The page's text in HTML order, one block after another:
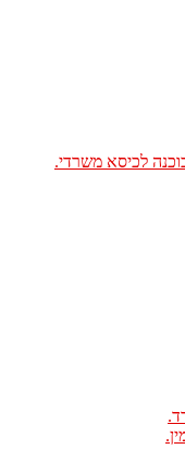
לכיסא משרדי.